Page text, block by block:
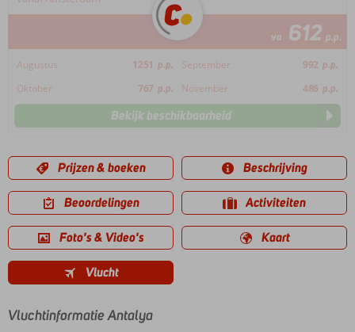
va 612 p.p.
Augustus 1251 p.p. September 992 p.p.
Oktober
767 p.p. November 486 p.p.
Bekijk beschikbaarheid
Prijzen & boeken Beschrijving
Beoordelingen Activiteiten
Foto's & Video's Kaart
Vlucht
Vluchtinformatie Antalya